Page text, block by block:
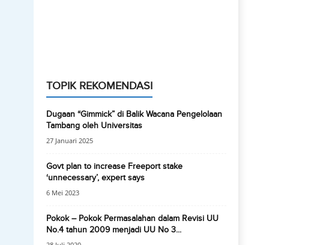
TOPIK REKOMENDASI
Dugaan “Gimmick” di Balik Wacana Pengelolaan
Tambang oleh Universitas
27 Januari 2025
Govt plan to increase Freeport stake
‘unnecessary’, expert says
6 Mei 2023
Pokok – Pokok Permasalahan dalam Revisi UU
No.4 tahun 2009 menjadi UU No 3...